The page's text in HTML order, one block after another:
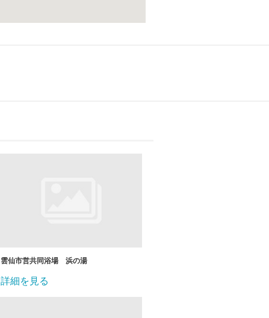
雲仙市営共同浴場 浜の湯
詳細を見る